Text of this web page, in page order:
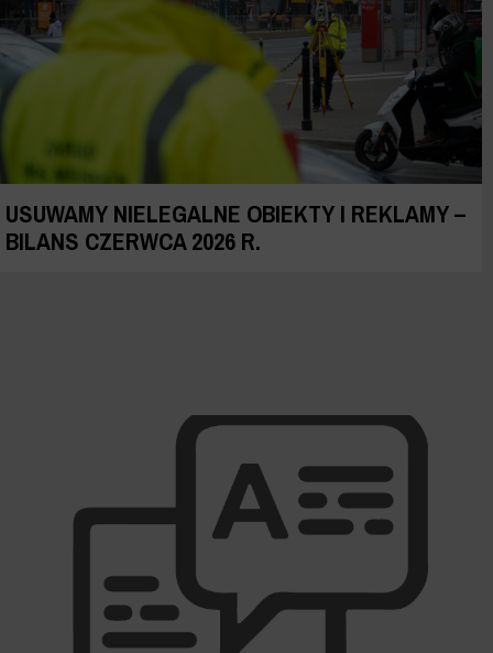
USUWAMY NIELEGALNE OBIEKTY I REKLAMY –
BILANS CZERWCA 2026 R.